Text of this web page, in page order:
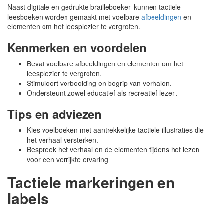
Naast digitale en gedrukte brailleboeken kunnen tactiele
leesboeken worden gemaakt met voelbare afbeeldingen en
elementen om het leesplezier te vergroten.
Kenmerken en voordelen
Bevat voelbare afbeeldingen en elementen om het
leesplezier te vergroten.
Stimuleert verbeelding en begrip van verhalen.
Ondersteunt zowel educatief als recreatief lezen.
Tips en adviezen
Kies voelboeken met aantrekkelijke tactiele illustraties die
het verhaal versterken.
Bespreek het verhaal en de elementen tijdens het lezen
voor een verrijkte ervaring.
Tactiele markeringen en
labels